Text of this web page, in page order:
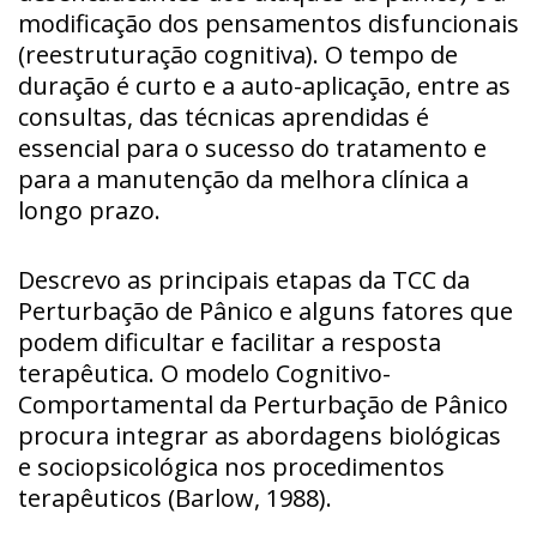
modificação dos pensamentos disfuncionais
(reestruturação cognitiva). O tempo de
duração é curto e a auto-aplicação, entre as
consultas, das técnicas aprendidas é
essencial para o sucesso do tratamento e
para a manutenção da melhora clínica a
longo prazo.
Descrevo as principais etapas da TCC da
Perturbação de Pânico e alguns fatores que
podem dificultar e facilitar a resposta
terapêutica. O modelo Cognitivo-
Comportamental da Perturbação de Pânico
procura integrar as abordagens biológicas
e sociopsicológica nos procedimentos
terapêuticos (Barlow, 1988).